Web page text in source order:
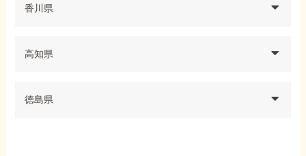
香川県
高知県
徳島県